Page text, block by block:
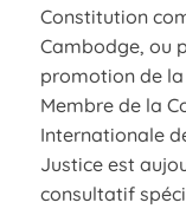
Constitution
Cambodge, ou
promotion de la
Membre de la
Internationale
Justice est
consultatif